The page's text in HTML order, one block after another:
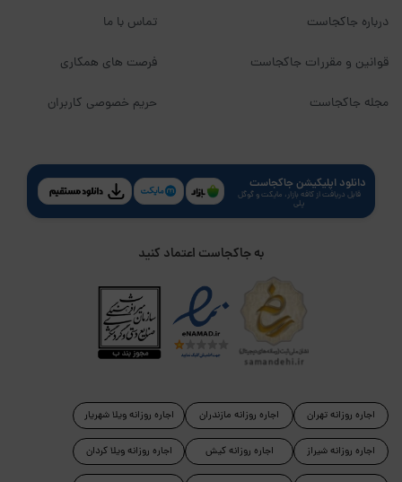
درباره جاکجاست
قوانین و مقررات جاکجاست
مجله جاکجاست
تماس با ما
فرصت های همکاری
حریم خصوصی کاربران
دانلود اپلیکیشن جاکجاست
قابل دریافت از کافه بازار، مایکت و گوگل
پلی
به جاکجاست اعتماد کنید
اجاره روزانه تهران
اجاره روزانه شیراز
اجاره روزانه مازندران
اجاره روزانه کیش
اجاره روزانه ویلا شهریار
اجاره روزانه ویلا کردان